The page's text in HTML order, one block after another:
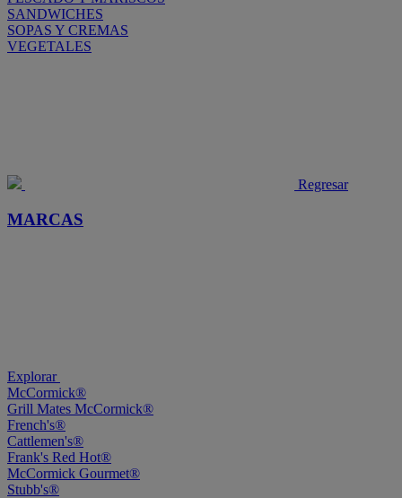
SANDWICHES
SOPAS Y CREMAS
VEGETALES
Regresar
MARCAS
Explorar
McCormick®
Grill Mates McCormick®
French's®
Cattlemen's®
Frank's Red Hot®
McCormick Gourmet®
Stubb's®